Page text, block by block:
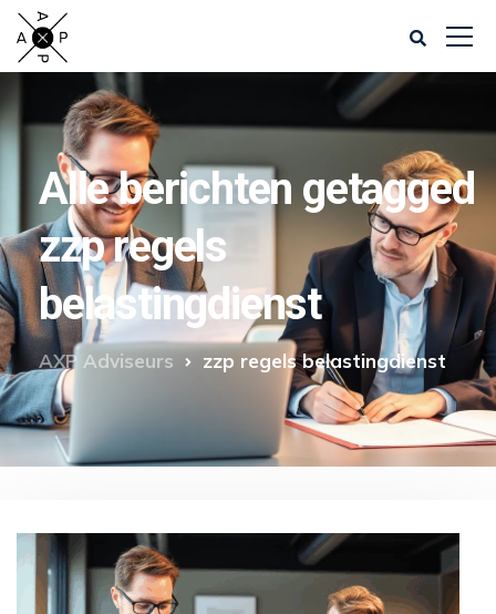
Alle berichten getagged
zzp regels
belastingdienst
AXP Adviseurs zzp regels belastingdienst